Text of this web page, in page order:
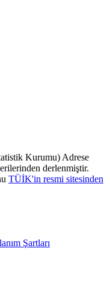
Kurumu) Adrese
derlenmiştir.
TÜİK'in resmi sitesinden
Şartları